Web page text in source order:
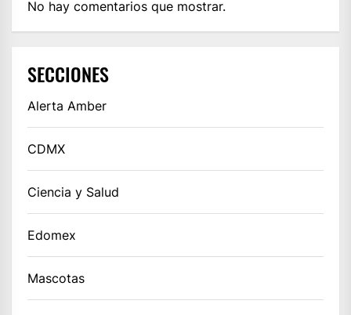
No hay comentarios que mostrar.
SECCIONES
Alerta Amber
CDMX
Ciencia y Salud
Edomex
Mascotas